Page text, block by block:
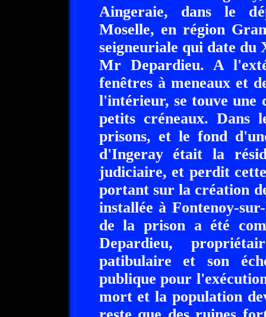
Aingeraie, dans le
Moselle, en région
seigneuriale qui date du
Mr Depardieu. A
fenêtres à meneaux et
l'intérieur, se touve une
petits créneaux. Dans
prisons, et le fond
d'Ingeray était la
judiciaire, et perdit
portant sur la création
installée à Fontenoy-
de la prison a été
Depardieu,
patibulaire et son
publique pour
mort et la population